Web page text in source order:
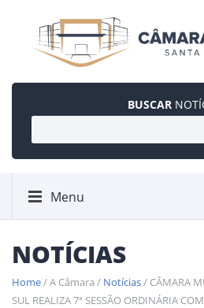
BUSCAR
Menu
NOTÍCIAS
Home/ A Câmara / Notícias/ CÂMARA
SUL REALIZA 7ª SESSÃO ORDINÁRIA